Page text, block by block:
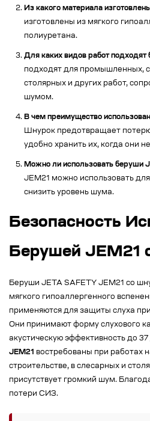
Из какого материала
изготовлены из мягкого
полиуретана.
Для каких видов работ подходят
подходят для промышленных,
столярных и других работ,
шумом.
В чем преимущество
Шнурок предотвращает
удобно хранить их, когда они
Можно ли использовать беруши
JEM21 можно использовать
снизить уровень шума.
Безопасность
Берушей JEM21
Беруши JETA SAFETY JEM21 со
мягкого гипоаллергенного
применяются для защиты слуха
Они принимают форму слухового
акустическую эффективность до
JEM21 востребованы при работах
строительстве, в слесарных и
присутствует громкий шум.
потери СИЗ.